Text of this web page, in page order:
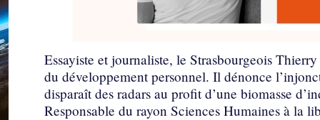
Essayiste et journaliste, le Strasbourgeois
du développement personnel. Il dénonce
disparaît des radars au profit d’une biomasse
Responsable du rayon Sciences Humaines à la